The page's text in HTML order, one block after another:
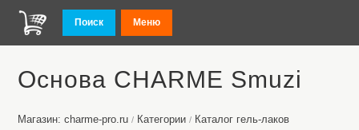
Поиск Меню
Основа CHARME Smuzi
Магазин: charme-pro.ru / Категории / Каталог гель-лаков